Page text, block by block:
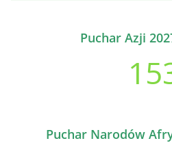
Puchar Azji
Puchar Narodów